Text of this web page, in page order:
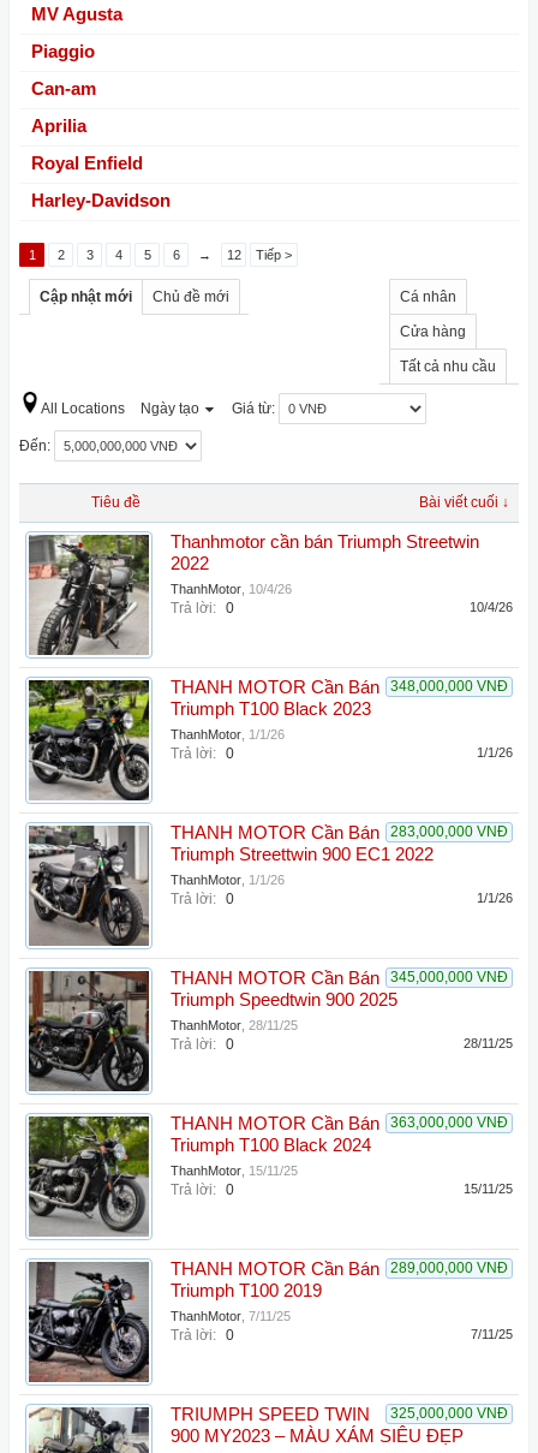
MV Agusta
Piaggio
Can-am
Aprilia
Royal Enfield
Harley-Davidson
1 2 3 4 5 6 → 12 Tiếp >
Cập nhật mới Chủ đề mới Cá nhân
Cửa hàng
Tất cả nhu cầu
All Locations Ngày tạo Giá từ:
Đến:
Tiêu đề Bài viết cuối ↓
Thanhmotor cần bán Triumph Streetwin
2022
ThanhMotor 10/4/26
Trả lời: 0 10/4/26
348,000,000 VNĐ
THANH MOTOR Cần Bán
Triumph T100 Black 2023
ThanhMotor 1/1/26
Trả lời: 0 1/1/26
283,000,000 VNĐ
THANH MOTOR Cần Bán
Triumph Streettwin 900 EC1 2022
ThanhMotor 1/1/26
Trả lời: 0 1/1/26
345,000,000 VNĐ
THANH MOTOR Cần Bán
Triumph Speedtwin 900 2025
ThanhMotor 28/11/25
Trả lời: 0 28/11/25
363,000,000 VNĐ
THANH MOTOR Cần Bán
Triumph T100 Black 2024
ThanhMotor 15/11/25
Trả lời: 0 15/11/25
289,000,000 VNĐ
THANH MOTOR Cần Bán
Triumph T100 2019
ThanhMotor 7/11/25
Trả lời: 0 7/11/25
325,000,000 VNĐ
TRIUMPH SPEED TWIN
900 MY2023 – MÀU XÁM SIÊU ĐẸP